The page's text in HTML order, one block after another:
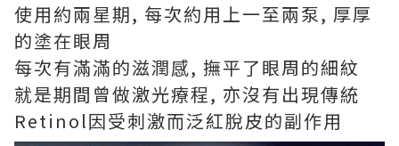
使用約兩星期, 每次約用上一至兩泵, 厚厚
的塗在眼周
每次有滿滿的滋潤感, 撫平了眼周的細紋
就是期間曾做激光療程, 亦沒有出現傳統
Retinol因受刺激而泛紅脫皮的副作用